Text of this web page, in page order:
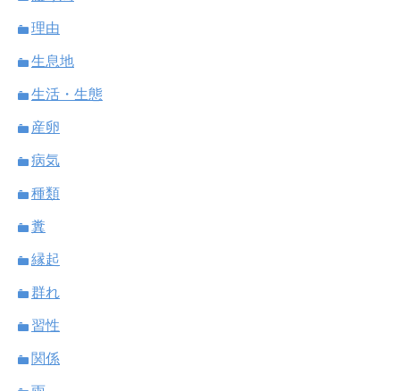
理由
生息地
生活・生態
産卵
病気
種類
糞
縁起
群れ
習性
関係